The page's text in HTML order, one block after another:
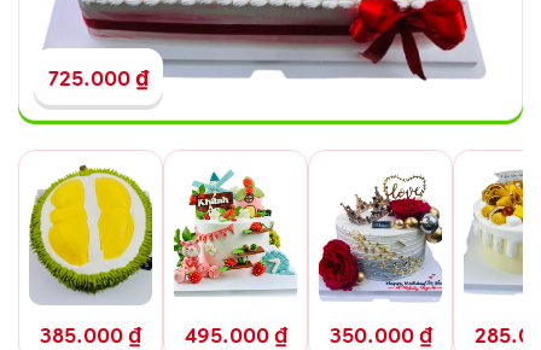
725.000₫
385.000₫ 495.000₫ 350.000₫